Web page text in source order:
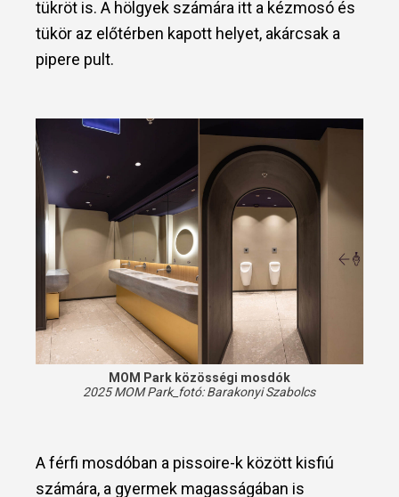
tükröt is. A hölgyek számára itt a kézmosó és
tükör az előtérben kapott helyet, akárcsak a
pipere pult.
MOM Park közösségi mosdók
2025 MOM Park_fotó:Barakonyi Szabolcs
A férfi mosdóban a pissoire-k között kisfiú
számára, a gyermek magasságában is